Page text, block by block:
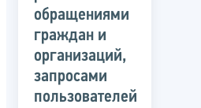
обращениями
граждан и
организаций,
запросами
пользователей